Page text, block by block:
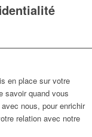
en place sur votre
savoir quand vous
nous, pour enrichir
relation avec notre